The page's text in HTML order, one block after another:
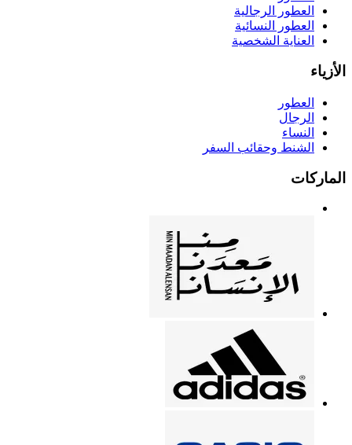
العطور الرجالية
العطور النسائية
العناية الشخصية
الأزياء
العطور
الرجال
النساء
الشنط وحقائب السفر
الماركات